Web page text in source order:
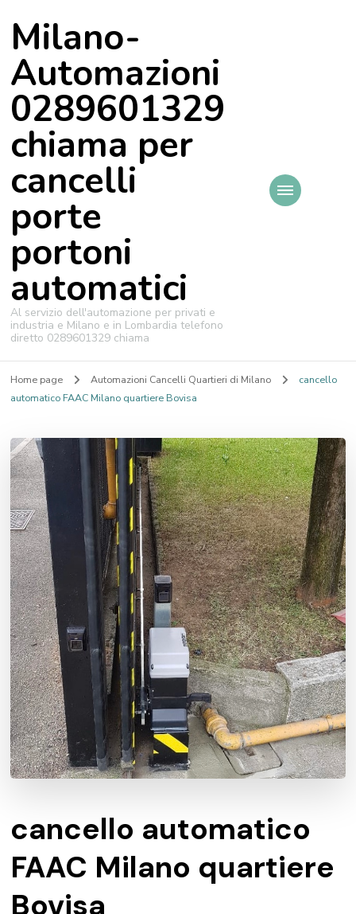
Milano-
Automazioni
0289601329
chiama per
cancelli
porte
portoni
automatici
Al servizio dell'automazione per privati e
industria e Milano e in Lombardia telefono
diretto 0289601329 chiama
Home page Automazioni Cancelli Quartieri di Milano
cancello
automatico FAAC Milano quartiere Bovisa
cancello automatico
FAAC Milano quartiere
Bovisa